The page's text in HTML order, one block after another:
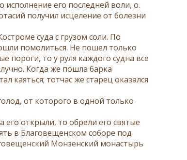
исполнение его последней воли, о.
получил исцеление от болезни
суда с грузом соли. По
помолиться. Не пошел только
пороги, то у руля каждого судна все
Когда же пошла барка
каяться; тотчас же старец оказался
от которого в одной только
его открыли, то обрели его святые
в Благовещенском соборе под
Монзенский монастырь